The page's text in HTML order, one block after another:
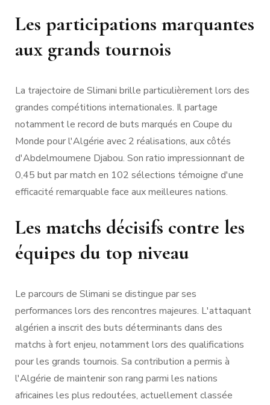
Les participations marquantes
aux grands tournois
La trajectoire de Slimani brille particulièrement lors des
grandes compétitions internationales. Il partage
notamment le record de buts marqués en Coupe du
Monde pour l'Algérie avec 2 réalisations, aux côtés
d'Abdelmoumene Djabou. Son ratio impressionnant de
0,45 but par match en 102 sélections témoigne d'une
efficacité remarquable face aux meilleures nations.
Les matchs décisifs contre les
équipes du top niveau
Le parcours de Slimani se distingue par ses
performances lors des rencontres majeures. L'attaquant
algérien a inscrit des buts déterminants dans des
matchs à fort enjeu, notamment lors des qualifications
pour les grands tournois. Sa contribution a permis à
l'Algérie de maintenir son rang parmi les nations
africaines les plus redoutées, actuellement classée